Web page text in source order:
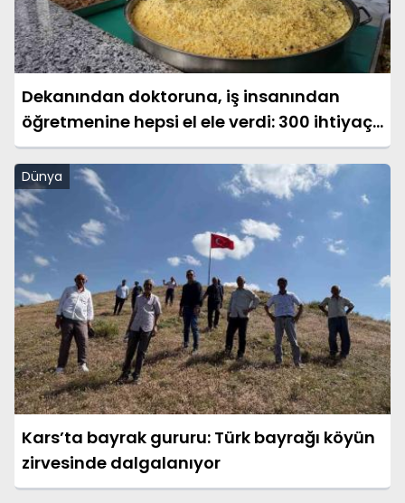
Dekanından doktoruna, iş insanından
öğretmenine hepsi el ele verdi: 300 ihtiyaç
sahibine her gün sıcak yemek
Dünya
Kars’ta bayrak gururu: Türk bayrağı köyün
zirvesinde dalgalanıyor